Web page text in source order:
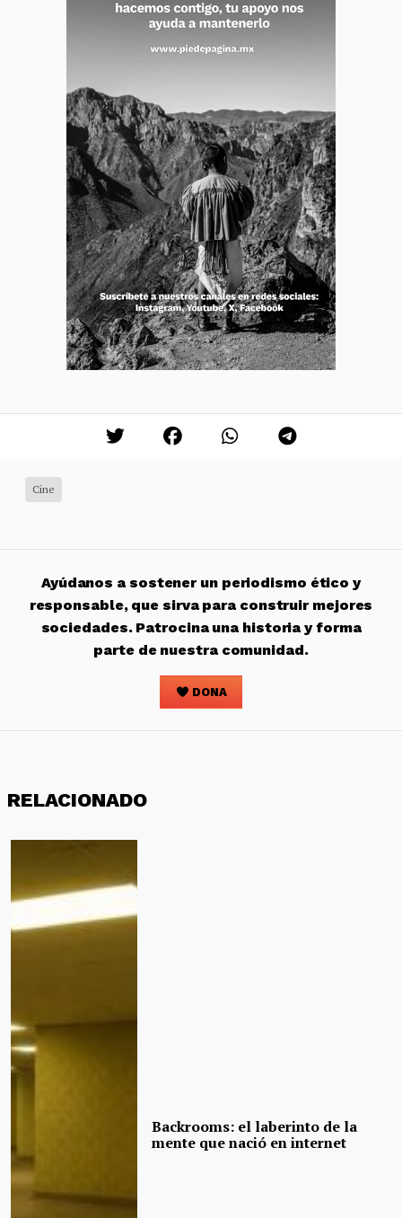
Cine
Ayúdanos a sostener un periodismo ético y
responsable, que sirva para construir mejores
sociedades. Patrocina una historia y forma
parte de nuestra comunidad.
DONA
RELACIONADO
Backrooms: el laberinto de la
mente que nació en internet